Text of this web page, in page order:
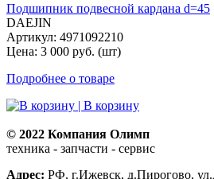
Подшипник подвесной кардана d=45
DAEJIN
Артикул: 4971092210
Цена: 3 000 руб. (шт)
Подробнее о товаре
| В корзину
© 2022 Компания Олимп
техника - запчасти - сервис
Адрес: РФ, г.Ижевск, д.Пирогово,